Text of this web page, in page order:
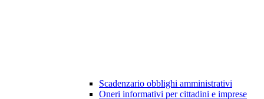
Scadenzario obblighi amministrativi
Oneri informativi per cittadini e imprese